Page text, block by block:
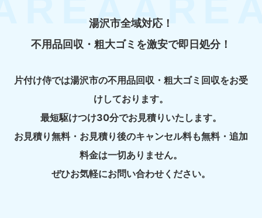
湯沢市全域対応！
不用品回収・粗大ゴミを激安で即日処分！
片付け侍では湯沢市の不用品回収・粗大ゴミ回収をお受
けしております。
最短駆けつけ30分でお見積りいたします。
お見積り無料・お見積り後のキャンセル料も無料・追加
料金は一切ありません。
ぜひお気軽にお問い合わせください。